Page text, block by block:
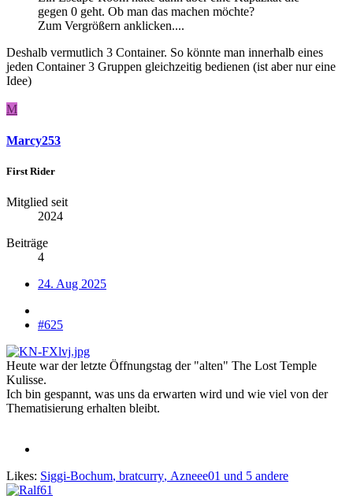
gegen 0 geht. Ob man das machen möchte?
Zum Vergrößern anklicken....
Deshalb vermutlich 3 Container. So könnte man innerhalb eines
jeden Container 3 Gruppen gleichzeitig bedienen (ist aber nur eine
Idee)
M
Marcy253
First Rider
Mitglied seit
2024
Beiträge
4
24. Aug 2025
#625
Heute war der letzte Öffnungstag der "alten" The Lost Temple
Kulisse.
Ich bin gespannt, was uns da erwarten wird und wie viel von der
Thematisierung erhalten bleibt.
Likes: Siggi-Bochum, bratcurry, Azneee01 und 5 andere